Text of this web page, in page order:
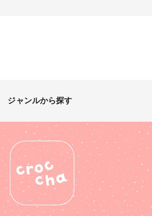
ジャンルから探す